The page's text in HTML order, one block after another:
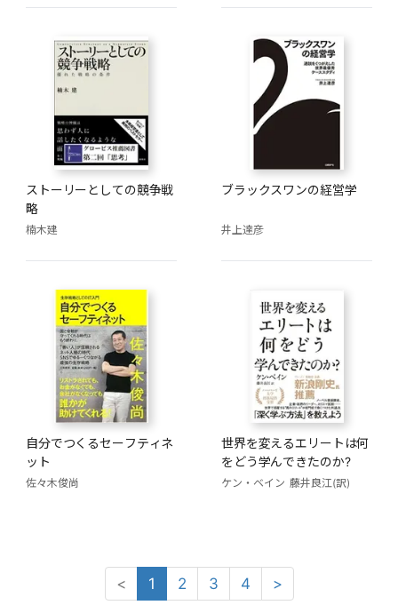
ストーリーとしての競争戦
略
楠木建
ブラックスワンの経営学
井上達彦
自分でつくるセーフティネ
ット
佐々木俊尚
世界を変えるエリートは何
をどう学んできたのか?
ケン・ベイン 藤井良江(訳)
< 1 2 3 4 >